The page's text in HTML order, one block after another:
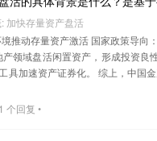
加快存量资产盘活
境推动存量资产激活 ‌国家政策导
领域盘活闲置资产，形成投资
具加速资产证券化。 综上，中国
个回复 •